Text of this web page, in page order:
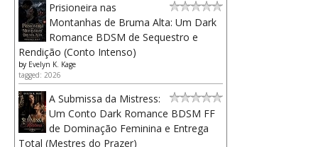
Prisioneira nas
Montanhas de Bruma Alta: Um Dark
Romance BDSM de Sequestro e
Rendição (Conto Intenso)
by Evelyn K. Kage
tagged: 2026
A Submissa da Mistress:
Um Conto Dark Romance BDSM FF
de Dominação Feminina e Entrega
Total (Mestres do Prazer)